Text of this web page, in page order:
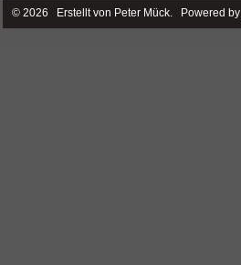
© 2026 Erstellt von Peter Mück. Powered by